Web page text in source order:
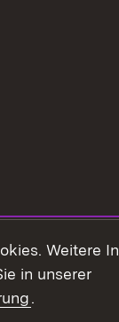
Weitere
in unserer
.